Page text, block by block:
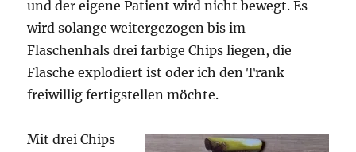
und der eigene Patient wird nicht bewegt. Es
wird solange weitergezogen bis im
Flaschenhals drei farbige Chips liegen, die
Flasche explodiert ist oder ich den Trank
freiwillig fertigstellen möchte.
Mit drei Chips